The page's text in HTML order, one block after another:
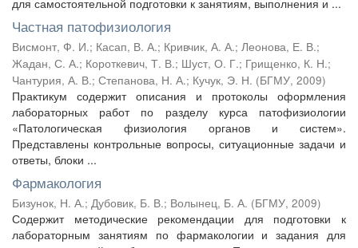
для самостоятельной подготовки к занятиям, выполнения и ...
Частная патофизиология
Висмонт, Ф. И.; Касап, В. А.; Кривчик, А. А.; Леонова, Е. В.;
Жадан, С. А.; Короткевич, Т. В.; Шуст, О. Г.; Грищенко, К. Н.;
Чантурия, А. В.; Степанова, Н. А.; Кучук, Э. Н. (БГМУ, 2009)
Практикум содержит описания и протоколы оформления
лабораторных работ по разделу курса патофизиологии
«Патологическая физиология органов и систем».
Представлены контрольные вопросы, ситуационные задачи и
ответы, блоки ...
Фармакология
Бизунок, Н. А.; Дубовик, Б. В.; Волынец, Б. А. (БГМУ, 2009)
Содержит методические рекомендации для подготовки к
лабораторным занятиям по фармакологии и задания для